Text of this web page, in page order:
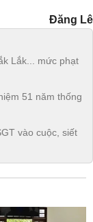
Đăng Lê
Lắk... mức phạt
51 năm thống
vào cuộc, siết